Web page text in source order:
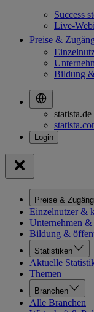
Success
Live-
Preise &
Bildung
statista.de
Preise &
Einzelnutzer &
Unternehmen
Bildung &
Statistiken
Aktuelle
Themen
Branchen
Alle Branchen